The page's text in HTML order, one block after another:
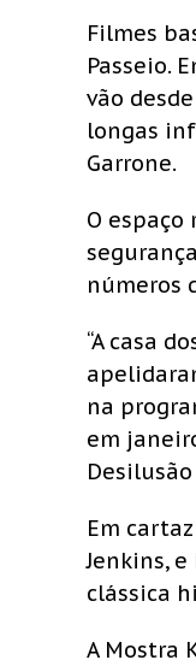
Filmes
Passeio.
vão
longas
Garrone.
O
números
“A casa
na
em
Em
Jenkins,
clássica
A Mostra